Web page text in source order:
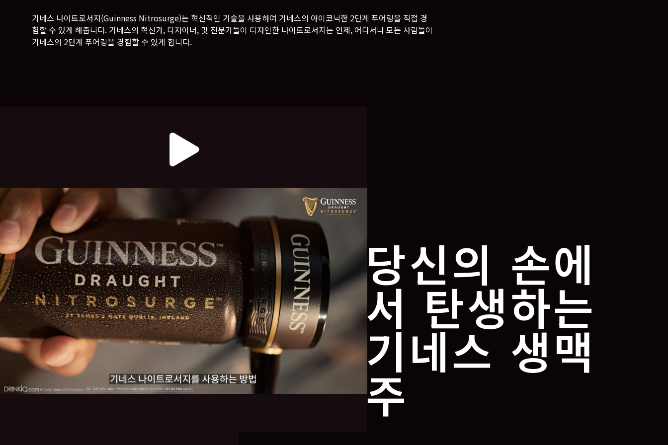
기네스 나이트로서지(Guinness Nitrosurge)는 혁신적인 기술을 사용하여 기네스의 아이코닉한 2단계 푸어링을 직접 경
험할 수 있게 해줍니다. 기네스의 혁신가, 디자이너, 맛 전문가들이 디자인한 나이트로서지는 언제, 어디서나 모든 사람들이
기네스의 2단계 푸어링을 경험할 수 있게 합니다.
당신의 손에
서 탄생하는
기네스 생맥
주